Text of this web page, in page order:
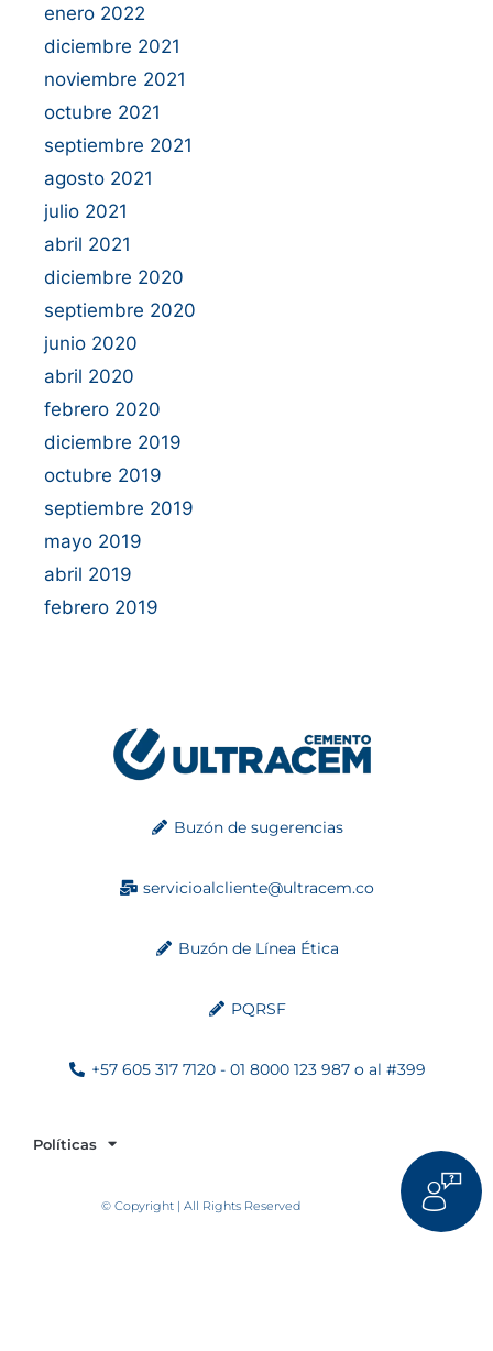
enero 2022
diciembre 2021
noviembre 2021
octubre 2021
septiembre 2021
agosto 2021
julio 2021
abril 2021
diciembre 2020
septiembre 2020
junio 2020
abril 2020
febrero 2020
diciembre 2019
octubre 2019
septiembre 2019
mayo 2019
abril 2019
febrero 2019
Buzón de sugerencias
servicioalcliente@ultracem.co
Buzón de Línea Ética
PQRSF
+57 605 317 7120 - 01 8000 123 987 o al #399
Políticas
© Copyright | All Rights Reserved